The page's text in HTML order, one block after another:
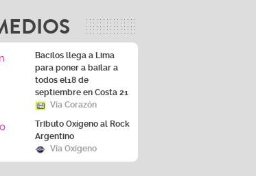
Bacilos llega a Lima
para poner a bailar a
todos el18 de
septiembre en Costa 21
Vía Corazón
Tributo Oxígeno al Rock
Argentino
Vía Oxígeno